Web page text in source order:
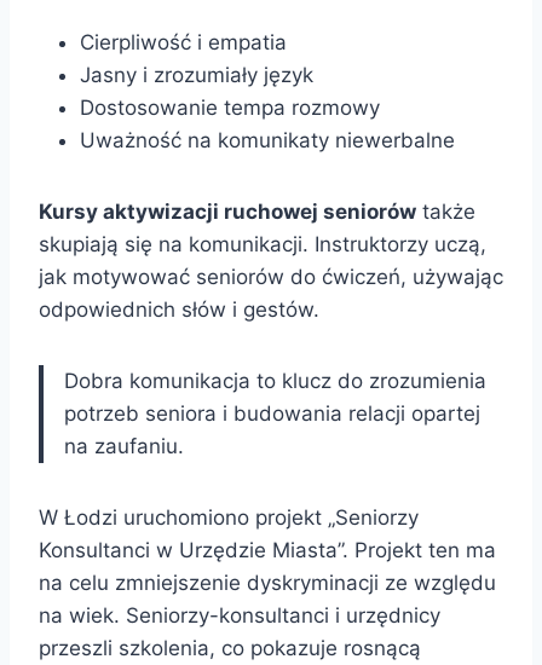
Cierpliwość i empatia
Jasny i zrozumiały język
Dostosowanie tempa rozmowy
Uważność na komunikaty niewerbalne
Kursy aktywizacji ruchowej seniorów także
skupiają się na komunikacji. Instruktorzy uczą,
jak motywować seniorów do ćwiczeń, używając
odpowiednich słów i gestów.
Dobra komunikacja to klucz do zrozumienia
potrzeb seniora i budowania relacji opartej
na zaufaniu.
W Łodzi uruchomiono projekt „Seniorzy
Konsultanci w Urzędzie Miasta”. Projekt ten ma
na celu zmniejszenie dyskryminacji ze względu
na wiek. Seniorzy-konsultanci i urzędnicy
przeszli szkolenia, co pokazuje rosnącą